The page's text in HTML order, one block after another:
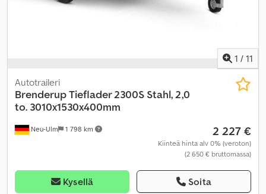
1 / 11
Neu-Ulm 1 798 km
Autotraileri
BrenderupTieflader 2300S Stahl, 2,0
to. 3010x1530x400mm
2 227 €
Kiinteä hinta alv 0% (veroton)
(2 650 € bruttomassa)
Kysellä Soita